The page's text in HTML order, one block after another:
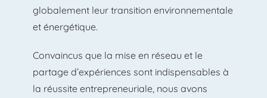
globalement leur transition environnementale
et énergétique.
Convaincus que la mise en réseau et le
partage d’expériences sont indispensables à
la réussite entrepreneuriale, nous avons